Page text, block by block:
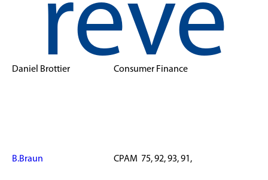
rêve
Daniel Brottier Consumer Finance
B.Braun CPAM 75, 92, 93, 91,